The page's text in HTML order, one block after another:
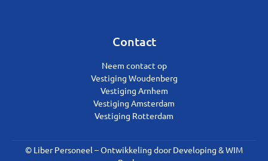
Contact
Neem contact op
Vestiging Woudenberg
Vestiging Arnhem
Vestiging Amsterdam
Vestiging Rotterdam
© Liber Personeel – Ontwikkeling doorDeveloping &WIM